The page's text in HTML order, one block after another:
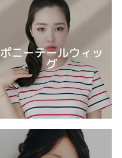
ポニーテールウィッ
グ